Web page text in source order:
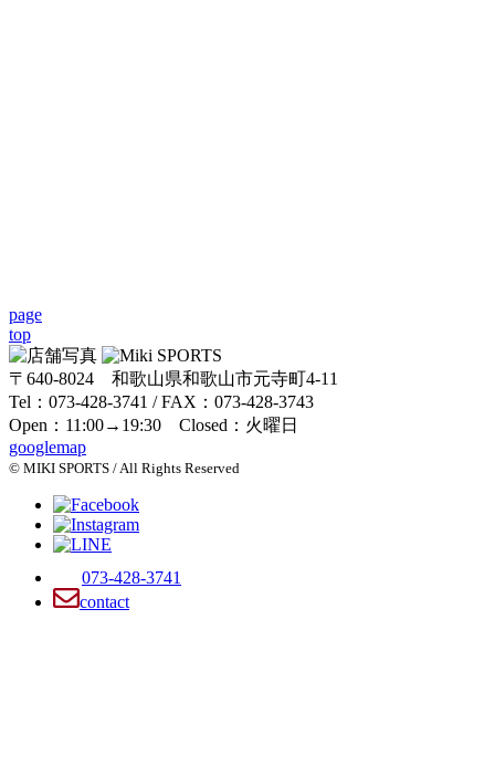
page
top
〒640-8024 和歌山県和歌山市元寺町4-11
Tel：073-428-3741 / FAX：073-428-3743
Open：11:00→19:30 Closed：火曜日
googlemap
© MIKI SPORTS / All Rights Reserved
073-428-3741
contact